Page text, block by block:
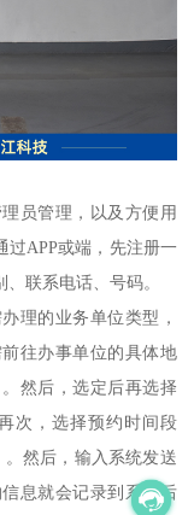
员管理，以及方便用
过APP或端，先注册一
联系电话、号码。
理的业务单位类型，
往办事单位的具体地
然后，选定后再选择
次，选择预约时间段
。然后，输入系统发送
息就会记录到系统后